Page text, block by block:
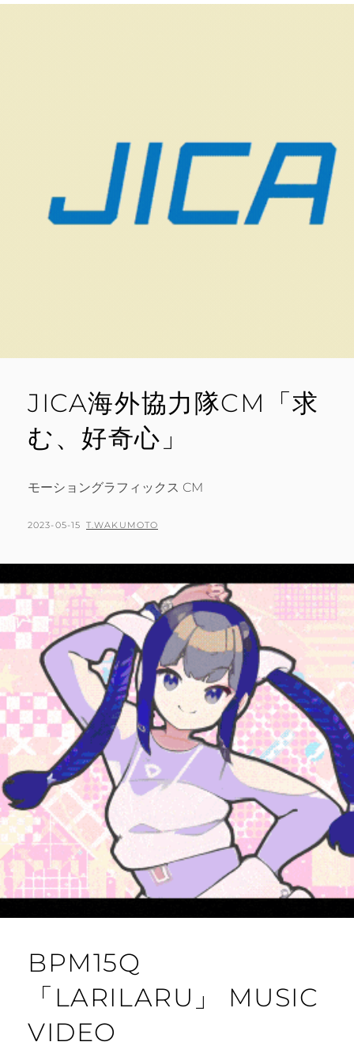
JICA海外協力隊CM「求
む、好奇心」
モーショングラフィックス CM
POSTED
2023-05-15 BY
T.WAKUMOTO
BPM15Q
「LARILARU」 MUSIC
VIDEO